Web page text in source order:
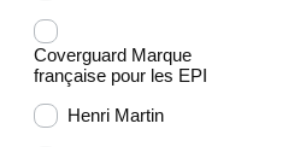
Coverguard Marque
française pour les EPI
Henri Martin